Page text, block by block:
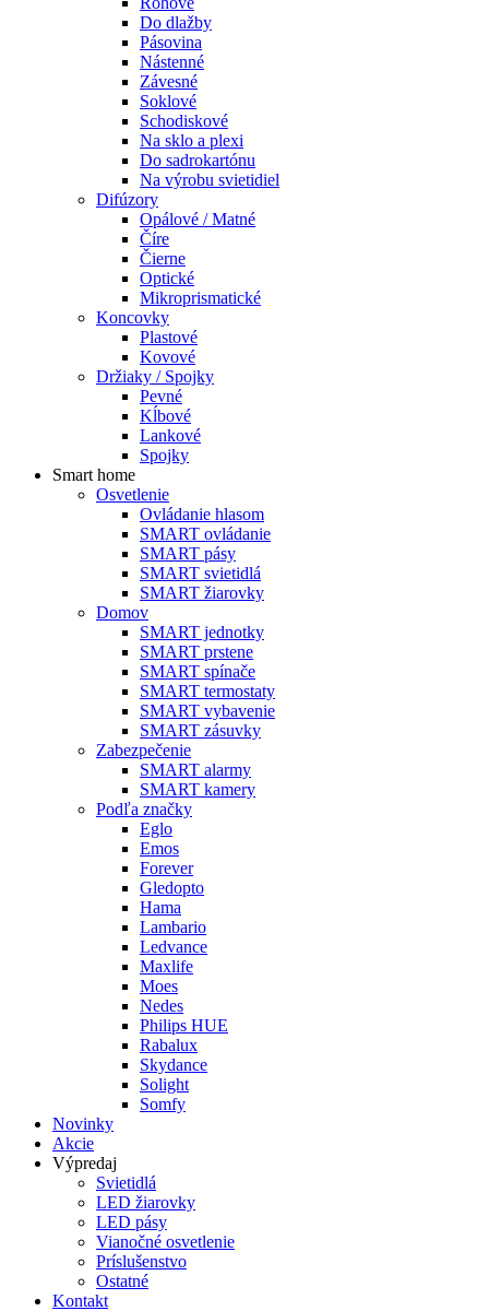
Do dlažby
Pásovina
Nástenné
Závesné
Soklové
Schodiskové
Na sklo a plexi
Do sadrokartónu
Na výrobu svietidiel
Difúzory
Opálové / Matné
Číre
Čierne
Optické
Mikroprismatické
Koncovky
Plastové
Kovové
Držiaky / Spojky
Pevné
Kĺbové
Lankové
Spojky
Smart home
Osvetlenie
Ovládanie hlasom
SMART ovládanie
SMART pásy
SMART svietidlá
SMART žiarovky
Domov
SMART jednotky
SMART prstene
SMART spínače
SMART termostaty
SMART vybavenie
SMART zásuvky
Zabezpečenie
SMART alarmy
SMART kamery
Podľa značky
Eglo
Emos
Forever
Gledopto
Hama
Lambario
Ledvance
Maxlife
Moes
Nedes
Philips HUE
Rabalux
Skydance
Solight
Somfy
Novinky
Akcie
Výpredaj
Svietidlá
LED žiarovky
LED pásy
Vianočné osvetlenie
Príslušenstvo
Ostatné
Kontakt